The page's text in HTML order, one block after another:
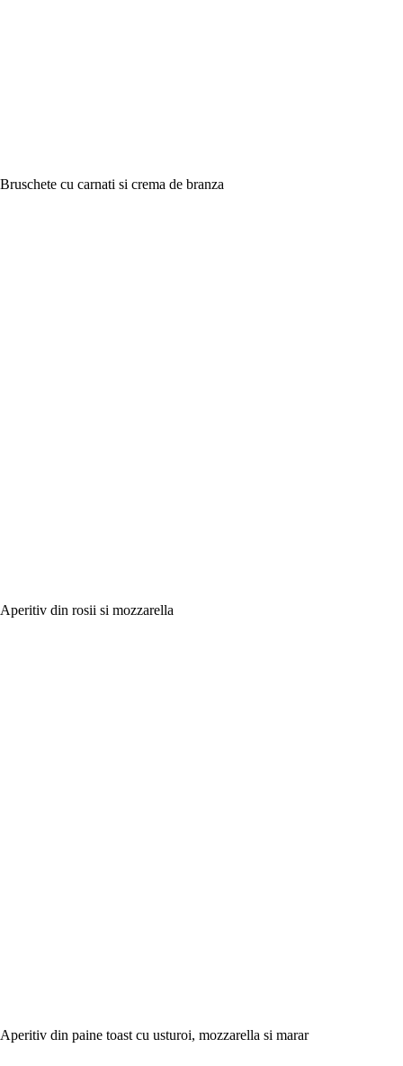
Bruschete cu carnati si crema de branza
Aperitiv din rosii si mozzarella
Aperitiv din paine toast cu usturoi, mozzarella si marar